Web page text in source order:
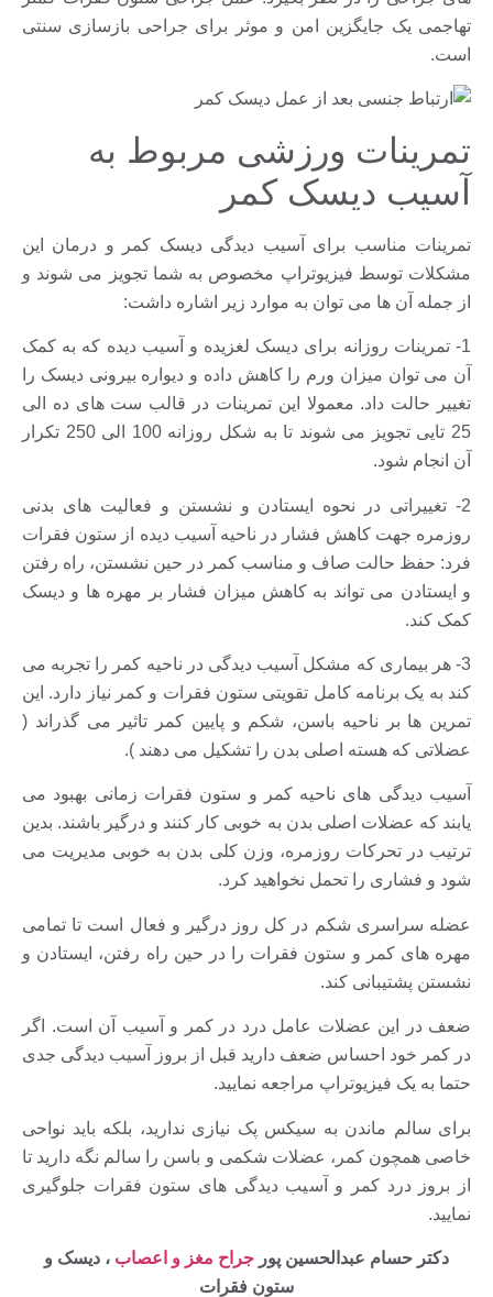
تهاجمى یک جایگزین امن و موثر برای جراحى بازسازی سنتی
است.
تمرینات ورزشی مربوط به
آسیب دیسک کمر
تمرینات مناسب برای آسیب دیدگی دیسک کمر و درمان این
مشکلات توسط فیزیوتراپ مخصوص به شما تجویز می شوند و
از جمله آن ها می توان به موارد زیر اشاره داشت:
1- تمرینات روزانه برای دیسک لغزیده و آسیب دیده که به کمک
آن می توان میزان ورم را کاهش داده و دیواره بیرونی دیسک را
تغییر حالت داد. معمولا این تمرینات در قالب ست های ده الی
25 تایی تجویز می شوند تا به شکل روزانه 100 الی 250 تکرار
آن انجام شود.
2- تغییراتی در نحوه ایستادن و نشستن و فعالیت های بدنی
روزمره جهت کاهش فشار در ناحیه آسیب دیده از ستون فقرات
فرد: حفظ حالت صاف و مناسب کمر در حین نشستن، راه رفتن
و ایستادن می تواند به کاهش میزان فشار بر مهره ها و دیسک
کمک کند.
3- هر بیماری که مشکل آسیب دیدگی در ناحیه کمر را تجربه می
کند به یک برنامه کامل تقویتی ستون فقرات و کمر نیاز دارد. این
تمرین ها بر ناحیه باسن، شکم و پایین کمر تاثیر می گذراند (
عضلاتی که هسته اصلی بدن را تشکیل می دهند ).
آسیب دیدگی های ناحیه کمر و ستون فقرات زمانی بهبود می
یابند که عضلات اصلی بدن به خوبی کار کنند و درگیر باشند. بدین
ترتیب در تحرکات روزمره، وزن کلی بدن به خوبی مدیریت می
شود و فشاری را تحمل نخواهید کرد.
عضله سراسری شکم در کل روز درگیر و فعال است تا تمامی
مهره های کمر و ستون فقرات را در حین راه رفتن، ایستادن و
نشستن پشتیبانی کند.
ضعف در این عضلات عامل درد در کمر و آسیب آن است. اگر
در کمر خود احساس ضعف دارید قبل از بروز آسیب دیدگی جدی
حتما به یک فیزیوتراپ مراجعه نمایید.
برای سالم ماندن به سیکس پک نیازی ندارید، بلکه باید نواحی
خاصی همچون کمر، عضلات شکمی و باسن را سالم نگه دارید تا
از بروز درد کمر و آسیب دیدگی های ستون فقرات جلوگیری
نمایید.
دکتر حسام عبدالحسین پور جراح مغز و اعصاب ، دیسک و
ستون فقرات